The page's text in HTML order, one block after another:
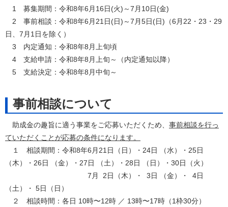
1 募集期間：令和8年6月16日(火)～7月10日(金)
2 事前相談：令和8年6月21日(日)～7月5日(日)（6月22・23・29
日、7月1日を除く）
3 内定通知：令和8年8月上旬頃
4 支給申請：令和8年8月上旬～（内定通知以降）
5 支給決定：令和8年8月中旬～
事前相談について
助成金の趣旨に適う事業をご応募いただくため、 事前相談を行っ
ていただくことが応募の条件になります。
１ 相談期間：令和8年6月21日（日）・24日 （水）・25日
（木）・26日 （金）・27日 （土）・28日 （日）・30日（火）
7月 2日（木）・ 3日 （金）・ 4日
（土）・ 5日（日）
２ 相談時間：各日 10時〜12時 ／ 13時〜17時（1枠30分）